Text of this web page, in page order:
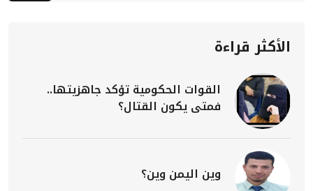
الأكثر قراءة
القوات الحكومية تؤكد جاهزيتها..
فمتى يكون القتال؟
وين اليمن وين؟